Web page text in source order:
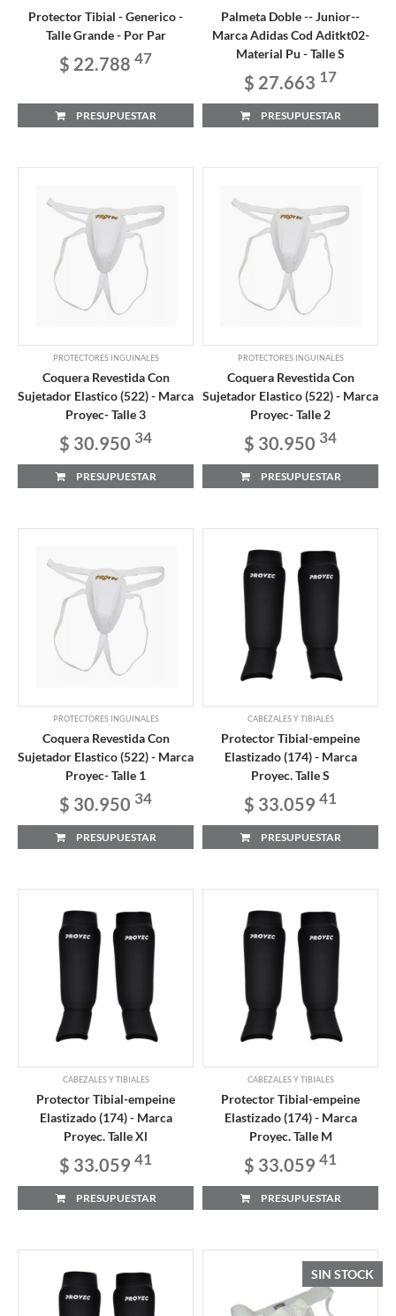
Protector Tibial - Generico -
Talle Grande - Por Par
$ 22.788 47
PRESUPUESTAR
Palmeta Doble -- Junior--
Marca Adidas Cod Aditkt02-
Material Pu - Talle S
$ 27.663 17
PRESUPUESTAR
PROTECTORES INGUINALES
Coquera Revestida Con
Sujetador Elastico (522) - Marca
Proyec- Talle 3
$ 30.950 34
PRESUPUESTAR
PROTECTORES INGUINALES
Coquera Revestida Con
Sujetador Elastico (522) - Marca
Proyec- Talle 2
$ 30.950 34
PRESUPUESTAR
PROTECTORES INGUINALES
Coquera Revestida Con
Sujetador Elastico (522) - Marca
Proyec- Talle 1
$ 30.950 34
PRESUPUESTAR
CABEZALES Y TIBIALES
Protector Tibial-empeine
Elastizado (174) - Marca
Proyec. Talle S
$ 33.059 41
PRESUPUESTAR
CABEZALES Y TIBIALES
Protector Tibial-empeine
Elastizado (174) - Marca
Proyec. Talle Xl
$ 33.059 41
PRESUPUESTAR
CABEZALES Y TIBIALES
Protector Tibial-empeine
Elastizado (174) - Marca
Proyec. Talle M
$ 33.059 41
PRESUPUESTAR
SIN STOCK